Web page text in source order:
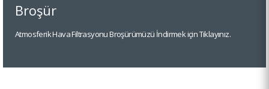
Broşür
Atmosferik Hava Filtrasyonu Broşürümüzü İndirmek için Tıklayınız.